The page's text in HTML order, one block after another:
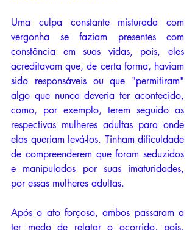
Uma culpa constante misturada com
vergonha se faziam presentes com
constância em suas vidas, pois, eles
acreditavam que, de certa forma, haviam
sido responsáveis ou que "permitiram"
algo que nunca deveria ter acontecido,
como, por exemplo, terem seguido as
respectivas mulheres adultas para onde
elas queriam levá-los. Tinham dificuldade
de compreenderem que foram seduzidos
e manipulados por suas imaturidades,
por essas mulheres adultas.
Após o ato forçoso, ambos passaram a
ter medo de relatar o ocorrido, pois,